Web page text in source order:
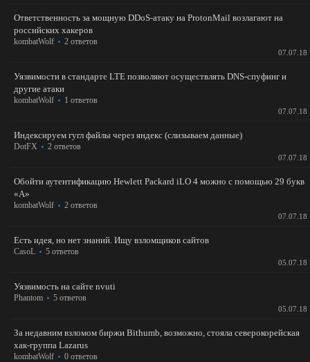
Ответственность за мощную DDoS-атаку на ProtonMail возлагают на
российских хакеров
kombatWolf 2 ответов
07.07.18
Уязвимости в стандарте LTE позволяют осуществлять DNS-спуфинг и
другие атаки
kombatWolf 1 ответов
07.07.18
Индексируем гугл файлы через яндекс (слизываем данные)
DotFX 2 ответов
07.07.18
Обойти аутентификацию Hewlett Packard iLO 4 можно с помощью 29 букв
«A»
kombatWolf 2 ответов
07.07.18
Есть идея, но нет знаний. Ищу взломщиков сайтов
CasoL 5 ответов
05.07.18
Уязвимость на сайте nvuti
Phantom 5 ответов
05.07.18
За недавним взломом биржи Bithumb, возможно, стояла северокорейская
хак-группа Lazarus
kombatWolf 0 ответов